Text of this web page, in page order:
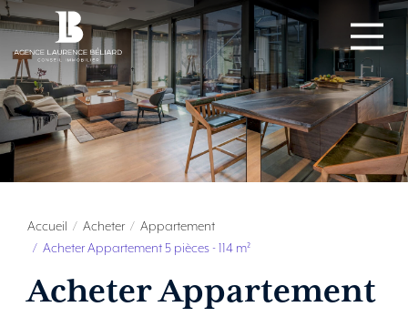
Accueil Acheter
Appartement
Acheter Appartement 5 pièces - 114 m²
Acheter Appartement